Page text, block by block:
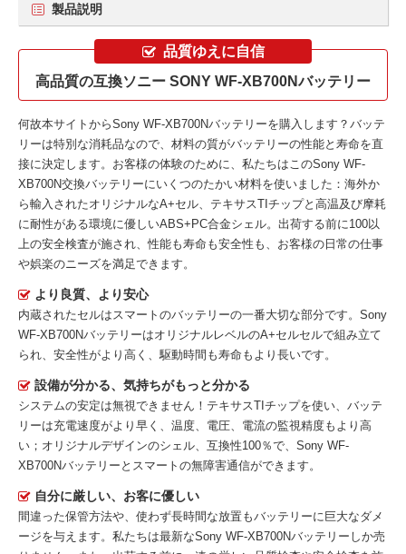
製品説明
品質ゆえに自信
高品質の互換ソニー SONY WF-XB700Nバッテリー
何故本サイトからSony WF-XB700Nバッテリーを購入します？バッテ
リーは特別な消耗品なので、材料の質がバッテリーの性能と寿命を直
接に決定します。お客様の体験のために、私たちはこのSony WF-
XB700N交換バッテリーにいくつのたかい材料を使いました：海外か
ら輸入されたオリジナルなA+セル、テキサスTIチップと高温及び摩耗
に耐性がある環境に優しいABS+PC合金シェル。出荷する前に100以
上の安全検査が施され、性能も寿命も安全性も、お客様の日常の仕事
や娯楽のニーズを満足できます。
より良質、より安心
内蔵されたセルはスマートのバッテリーの一番大切な部分です。 Sony
WF-XB700NバッテリーはオリジナルレベルのA+セルセルで組み立て
られ、安全性がより高く、駆動時間も寿命もより長いです。
設備が分かる、気持ちがもっと分かる
システムの安定は無視できません！テキサスTIチップを使い、バッテ
リーは充電速度がより早く、温度、電圧、電流の監視精度もより高
い；オリジナルデザインのシェル、互換性100％で、Sony WF-
XB700Nバッテリーとスマートの無障害通信ができます。
自分に厳しい、お客に優しい
間違った保管方法や、使わず長時間な放置もバッテリーに巨大なダメ
ージを与えます。私たちは最新なSony WF-XB700Nバッテリー しか売